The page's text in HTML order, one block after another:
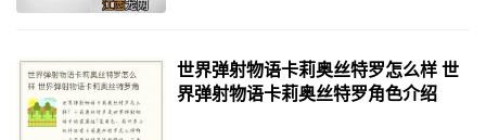
世界弹射物语卡莉奥丝特罗怎么样 世
界弹射物语卡莉奥丝特罗角色介绍